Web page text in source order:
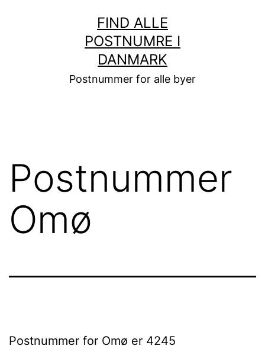
FIND ALLE
POSTNUMRE I
DANMARK
Postnummer for alle byer
Postnummer
Omø
Postnummer for Omø er 4245